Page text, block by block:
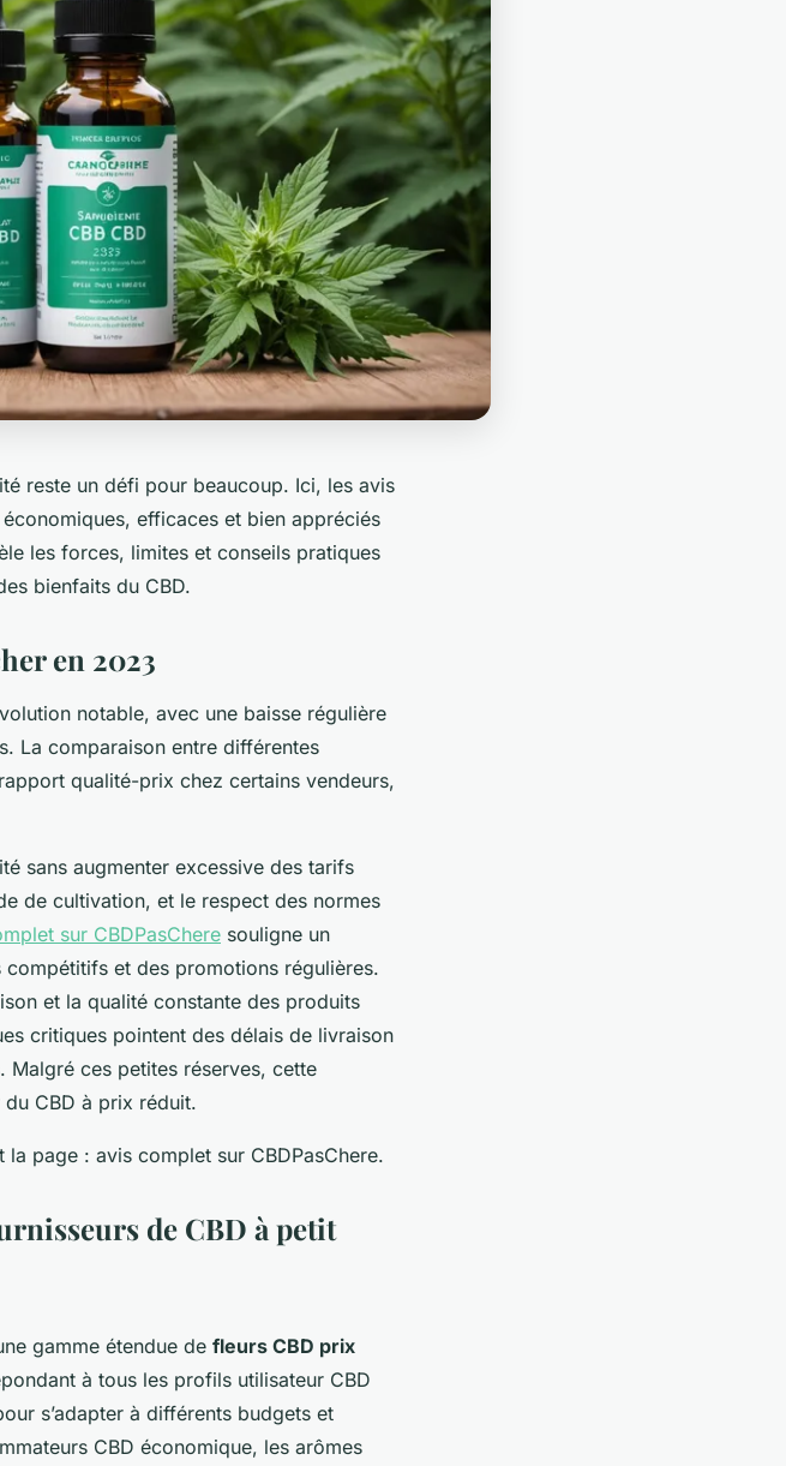
reste un défi pour beaucoup. Ici, les avis
efficaces et bien appréciés
les forces, limites et conseils pratiques
bienfaits du CBD.
en 2023
notable, avec une baisse régulière
La comparaison entre différentes
qualité-prix chez certains vendeurs,
sans augmenter excessive des tarifs
de cultivation, et le respect des normes
sur CBDPasChere souligne un
et des promotions régulières.
et la qualité constante des produits
critiques pointent des délais de livraison
Malgré ces petites réserves, cette
CBD à prix réduit.
page : avis complet sur CBDPasChere.
de CBD à petit
gamme étendue de fleurs CBD prix
à tous les profils utilisateur CBD
s’adapter à différents budgets et
CBD économique, les arômes